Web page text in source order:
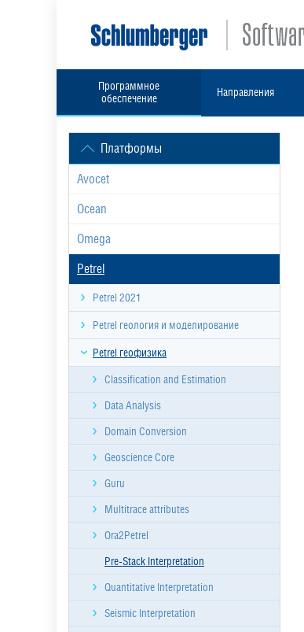
Программное
обеспечение
Направления
Платформы
Avocet
Ocean
Omega
Petrel
Petrel 2021
Petrel геология и моделирование
Petrel геофизика
Classification and Estimation
Data Analysis
Domain Conversion
Geoscience Core
Guru
Multitrace attributes
Ora2Petrel
Pre-Stack Interpretation
Quantitative Interpretation
Seismic Interpretation